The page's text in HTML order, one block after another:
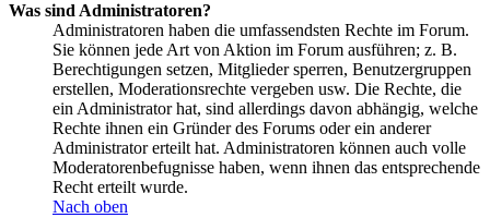
Was sind Administratoren?
Administratoren haben die umfassendsten Rechte im Forum.
Sie können jede Art von Aktion im Forum ausführen; z. B.
Berechtigungen setzen, Mitglieder sperren, Benutzergruppen
erstellen, Moderationsrechte vergeben usw. Die Rechte, die
ein Administrator hat, sind allerdings davon abhängig, welche
Rechte ihnen ein Gründer des Forums oder ein anderer
Administrator erteilt hat. Administratoren können auch volle
Moderatorenbefugnisse haben, wenn ihnen das entsprechende
Recht erteilt wurde.
Nach oben